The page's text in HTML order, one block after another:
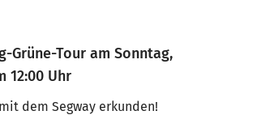
Grüne-Tour am Sonntag,
12:00 Uhr
dem Segway erkunden!